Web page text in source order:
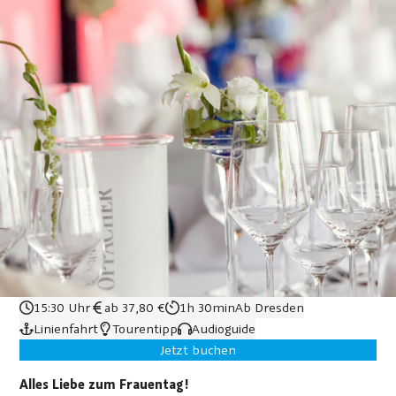
15:30 Uhr ab 37,80 € 1h 30minAb Dresden
Linienfahrt
Tourentipp
Audioguide
Jetzt buchen
Alles Liebe zum Frauentag!